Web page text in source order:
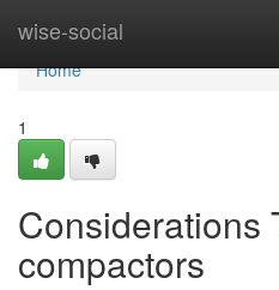
wise-social
Home
Home
1
Considerations
compactors